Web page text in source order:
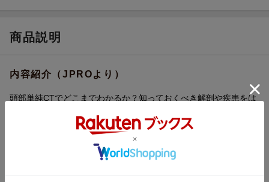
商品説明
内容紹介（JPROより）
頭部単純CTでどこまでわかるか？知っておくべき解剖や疾患をは
すく解説。次のステップとしてMRI撮像や治療を見据えたときの
診断のポイントなど、実践に役立つ知識も満載。